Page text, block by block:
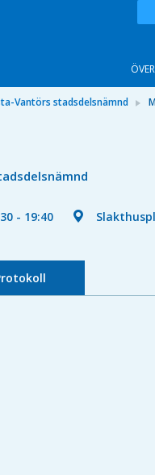
Vantörs stadsdelsnämnd
- 19:40